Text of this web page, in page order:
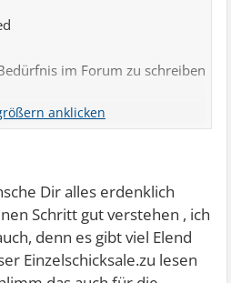
im Forum zu schreiben
ja!
dass ich besser mit
kämpfen ... so haben mein
Dir alles erdenklich
Schritt gut verstehen , ich
denn es gibt viel Elend
Einzelschicksale.zu lesen